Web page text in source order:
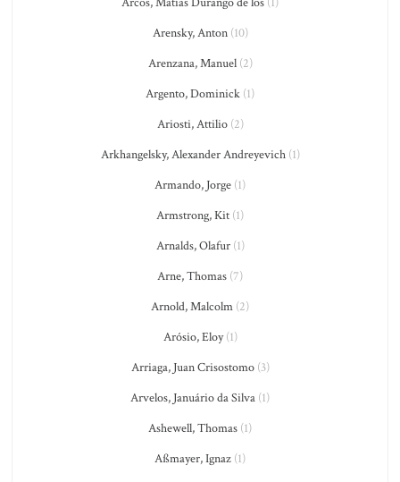
Arensky, Anton(10)
Arenzana, Manuel(2)
Argento, Dominick (1)
Ariosti, Attilio(2)
Arkhangelsky, Alexander Andreyevich(1)
Armando, Jorge (1)
Armstrong, Kit (1)
Arnalds, Olafur(1)
Arne, Thomas (7)
Arnold, Malcolm (2)
Arósio, Eloy(1)
Arriaga, Juan Crisostomo(3)
Arvelos, Januário da Silva (1)
Ashewell, Thomas (1)
Aßmayer, Ignaz (1)